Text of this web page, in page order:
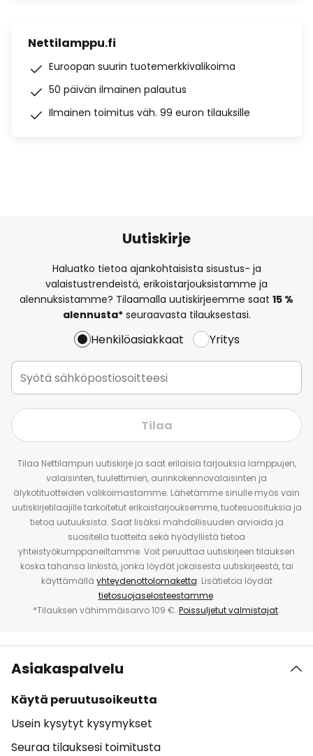
Nettilamppu.fi
Euroopan suurin tuotemerkkivalikoima
50 päivän ilmainen palautus
Ilmainen toimitus väh. 99 euron tilauksille
Uutiskirje
Haluatko tietoa ajankohtaisista sisustus- ja
valaistustrendeistä, erikoistarjouksistamme ja
alennuksistamme? Tilaamalla uutiskirjeemme saat 15 %
alennusta*seuraavasta tilauksestasi.
Henkilöasiakkaat Yritys
Tilaa
Tilaa Nettilampun uutiskirje ja saat erilaisia tarjouksia lamppujen,
valaisinten, tuulettimien, aurinkokennovalaisinten ja
älykotituotteiden valikoimastamme. Lähetämme sinulle myös vain
uutiskirjetilaajille tarkoitetut erikoistarjouksemme, tuotesuosituksia ja
tietoa uutuuksista. Saat lisäksi mahdollisuuden arvioida ja
suositella tuotteita sekä hyödyllistä tietoa
yhteistyökumppaneiltamme. Voit peruuttaa uutiskirjeen tilauksen
koska tahansa linkistä, jonka löydät jokaisesta uutiskirjeestä, tai
käyttämällä yhteydenottolomaketta. Lisätietoa löydät
tietosuojaselosteestamme.
*Tilauksen vähimmäisarvo 109 €. Poissuljetut valmistajat.
Asiakaspalvelu
Käytä peruutusoikeutta
Usein kysytyt kysymykset
Seuraa tilauksesi toimitusta